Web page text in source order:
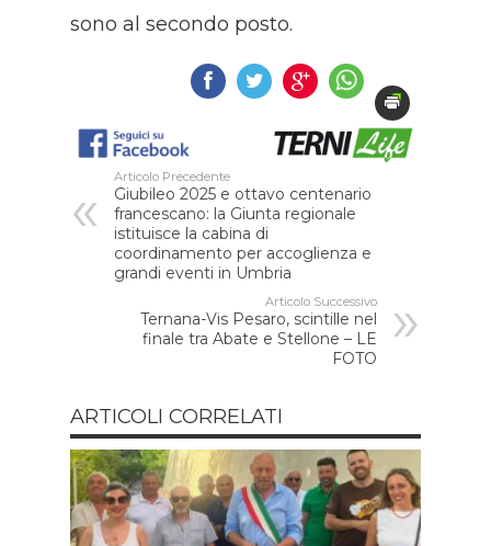
sono al secondo posto.
Articolo Precedente
Giubileo 2025 e ottavo centenario
francescano: la Giunta regionale
istituisce la cabina di
coordinamento per accoglienza e
grandi eventi in Umbria
Articolo Successivo
Ternana-Vis Pesaro, scintille nel
finale tra Abate e Stellone – LE
FOTO
ARTICOLI CORRELATI